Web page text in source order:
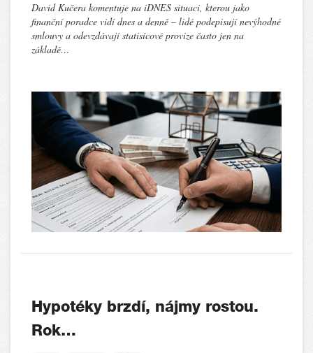
David Kučera komentuje na iDNES situaci, kterou jako
finanční poradce vidí dnes a denně – lidé podepisují nevýhodné
smlouvy a odevzdávají statisícové provize často jen na
základě…
Hypotéky brzdí, nájmy rostou.
Rok…